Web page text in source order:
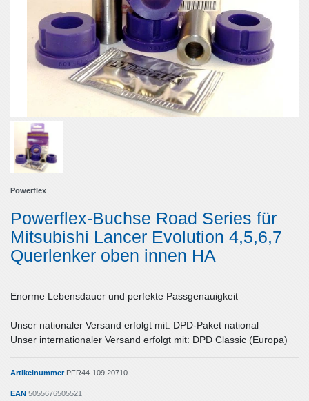
Powerflex
Powerflex-Buchse Road Series für
Mitsubishi Lancer Evolution 4,5,6,7
Querlenker oben innen HA
Enorme Lebensdauer und perfekte Passgenauigkeit
Unser nationaler Versand erfolgt mit: DPD-Paket national
Unser internationaler Versand erfolgt mit: DPD Classic (Europa)
Artikelnummer PFR44-109.20710
EAN 5055676505521